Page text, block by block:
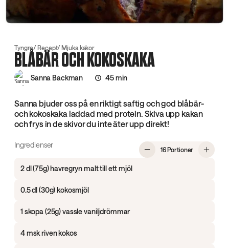
Tyngre Recept Mjuka kakor
BLÅBÄR OCH KOKOSKAKA
Sanna Backman 45 min
Sanna bjuder oss på en riktigt saftig och god blåbär-
och kokoskaka laddad med protein. Skiva upp kakan
och frys in de skivor du inte äter upp direkt!
Ingredienser
16 Portioner, Blåbär och
2 dl (75g) havregryn malt till ett mjöl
0.5 dl (30g) kokosmjöl
1 skopa (25g) vassle vaniljdrömmar
4 msk riven kokos